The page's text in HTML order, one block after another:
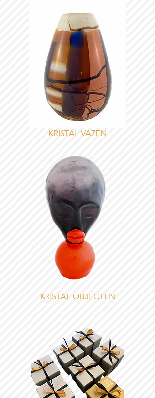
KRISTAL VAZEN
KRISTAL OBJECTEN